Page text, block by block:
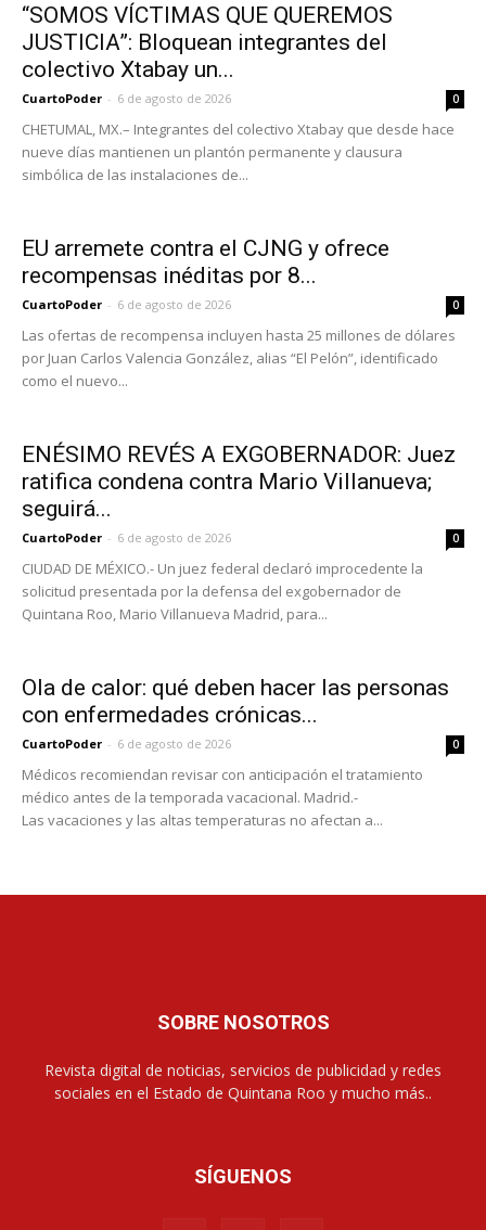
“SOMOS VÍCTIMAS QUE QUEREMOS
JUSTICIA”: Bloquean integrantes del
colectivo Xtabay un...
CuartoPoder - 6 de agosto de 2026 0
CHETUMAL, MX.– Integrantes del colectivo Xtabay que desde hace
nueve días mantienen un plantón permanente y clausura
simbólica de las instalaciones de...
EU arremete contra el CJNG y ofrece
recompensas inéditas por 8...
CuartoPoder - 6 de agosto de 2026 0
Las ofertas de recompensa incluyen hasta 25 millones de dólares
por Juan Carlos Valencia González, alias “El Pelón”, identificado
como el nuevo...
ENÉSIMO REVÉS A EXGOBERNADOR: Juez
ratifica condena contra Mario Villanueva;
seguirá...
CuartoPoder - 6 de agosto de 2026 0
CIUDAD DE MÉXICO.- Un juez federal declaró improcedente la
solicitud presentada por la defensa del exgobernador de
Quintana Roo, Mario Villanueva Madrid, para...
Ola de calor: qué deben hacer las personas
con enfermedades crónicas...
CuartoPoder - 6 de agosto de 2026 0
Médicos recomiendan revisar con anticipación el tratamiento
médico antes de la temporada vacacional. Madrid.-
Las vacaciones y las altas temperaturas no afectan a...
SOBRE NOSOTROS
Revista digital de noticias, servicios de publicidad y redes
sociales en el Estado de Quintana Roo y mucho más..
SÍGUENOS